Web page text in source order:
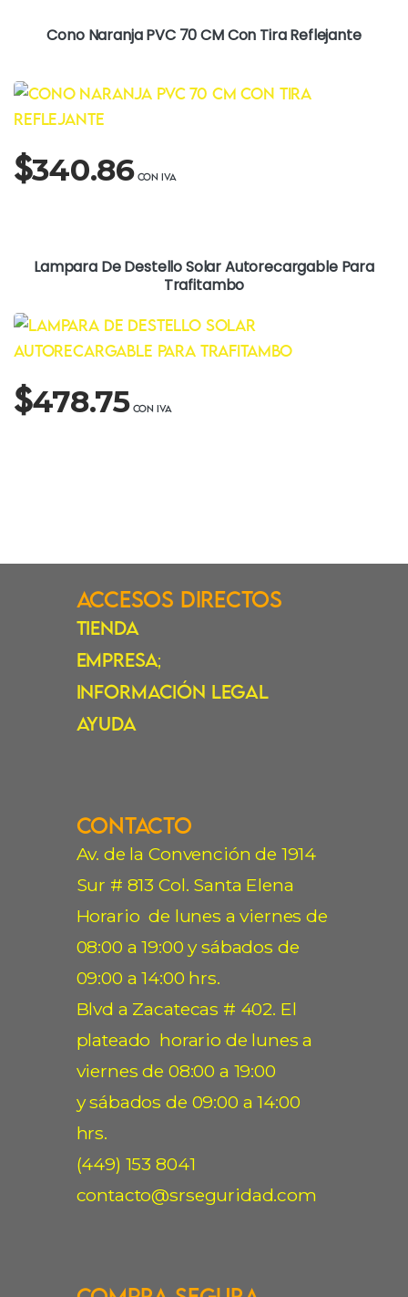
Cono Naranja PVC 70 CM Con Tira Reflejante
$340.86
Lampara De Destello Solar Autorecargable Para
Trafitambo
$478.75
Accesos Directos
Tienda
Empresa;
Información Legal
Ayuda
Contacto
Av. de la Convención de 1914
Sur # 813 Col. Santa Elena
Horario de lunes a viernes de
08:00 a 19:00 y sábados de
09:00 a 14:00 hrs.
Blvd a Zacatecas # 402. El
plateado horario de lunes a
viernes de 08:00 a 19:00
y sábados de 09:00 a 14:00
hrs.
(449) 153 8041
contacto@srseguridad.com